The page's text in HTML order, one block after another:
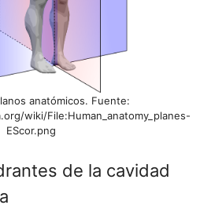
anatómicos. Fuente:
wiki/File:Human_anatomy_planes-
EScor.png
de la cavidad